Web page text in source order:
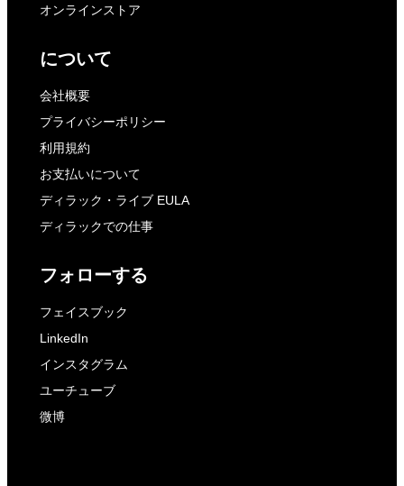
オンラインストア
について
会社概要
プライバシーポリシー
利用規約
お支払いについて
ディラック・ライブ EULA
ディラックでの仕事
フォローする
フェイスブック
LinkedIn
インスタグラム
ユーチューブ
微博